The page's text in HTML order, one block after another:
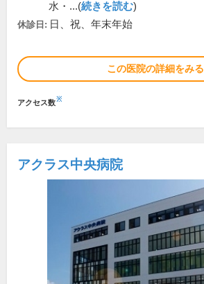
水・...(続きを読む)
休診日: 日、祝、年末年始
この医院の詳細をみる
アクセス数※
アクラス中央病院